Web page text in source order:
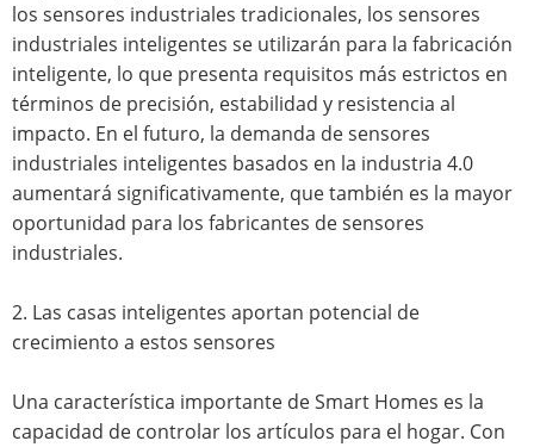
los sensores industriales tradicionales, los sensores
industriales inteligentes se utilizarán para la fabricación
inteligente, lo que presenta requisitos más estrictos en
términos de precisión, estabilidad y resistencia al
impacto. En el futuro, la demanda de sensores
industriales inteligentes basados ​​en la industria 4.0
aumentará significativamente, que también es la mayor
oportunidad para los fabricantes de sensores
industriales.
2. Las casas inteligentes aportan potencial de
crecimiento a estos sensores
Una característica importante de Smart Homes es la
capacidad de controlar los artículos para el hogar. Con